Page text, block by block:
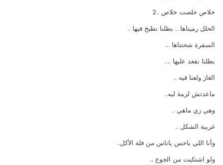
خلاص خلصت خلاص ..2
الحلل رميناها .. بطلنا نطبخ فيها ..
السفرة شحتناها ...
بطلنا نقعد عليها ....
الغاز ولعنا فيه ..
ماعدتش لزمة ليه..
وهي زي ماهي ..
غريبة الشكل ..
وأنا اللي باخس ياناس من قلة الأكل..
ولو اشتكيت من الجوع ..